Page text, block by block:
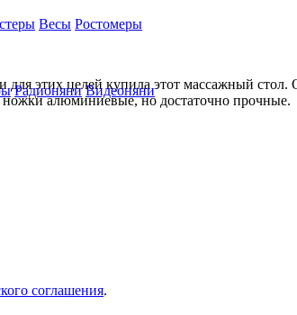
Весы Ростомеры
Радионяни Видеоняни
этих целей купила этот массажный
алюминиевые, но достаточно прочные.
соглашения.